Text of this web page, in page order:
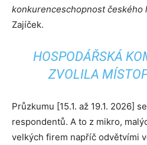
konkurenceschopnost českého
Zajíček.
HOSPODÁŘSKÁ
ZVOLILA
Průzkumu [15.1. až 19.1. 2026]
respondentů. A to z mikro,
velkých firem napříč odvětvími